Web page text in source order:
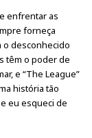
enfrentar as
forneça
o desconhecido
têm o poder de
e “The League”
história tão
eu esqueci de